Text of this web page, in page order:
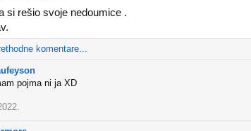
si rešio svoje nedoumice .
komentare...
pojma ni ja XD